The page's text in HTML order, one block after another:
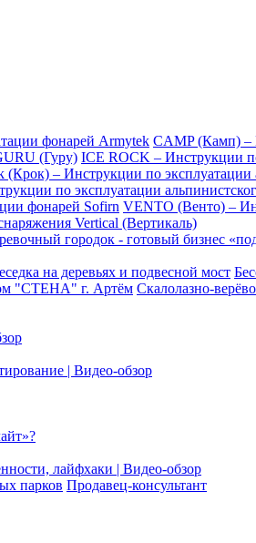
фонарей Armytek CAMP (Камп) –
(Гуру) ICE ROCK – Инструкции
(Крок) – Инструкции по
по эксплуатации
фонарей Sofirn VENTO (Венто) –
Vertical (Вертикаль)
городок - готовый бизнес
на деревьях и подвесной мост
"СТЕНА" г. Артём Скалолазно-
| Видео-обзор
лайфхаки | Видео-обзор
парков Продавец-консультант